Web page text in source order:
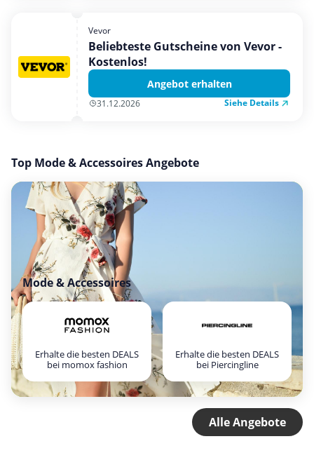
Vevor
Beliebteste Gutscheine von Vevor -
Kostenlos!
Angebot erhalten
31.12.2026 Siehe Details
Top Mode & Accessoires Angebote
Mode & Accessoires
Erhalte die besten DEALS
bei momox fashion
Erhalte die besten DEALS
bei Piercingline
Alle Angebote